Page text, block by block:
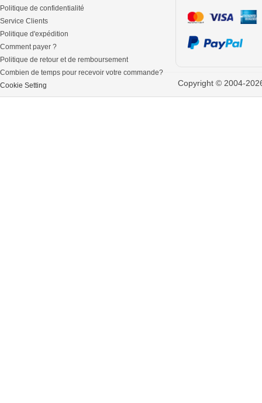
Politique de confidentialité
Service Clients
Politique d'expédition
Comment payer ?
Politique de retour et de remboursement
Combien de temps pour recevoir votre commande?
Cookie Setting
Copyright © 2004-